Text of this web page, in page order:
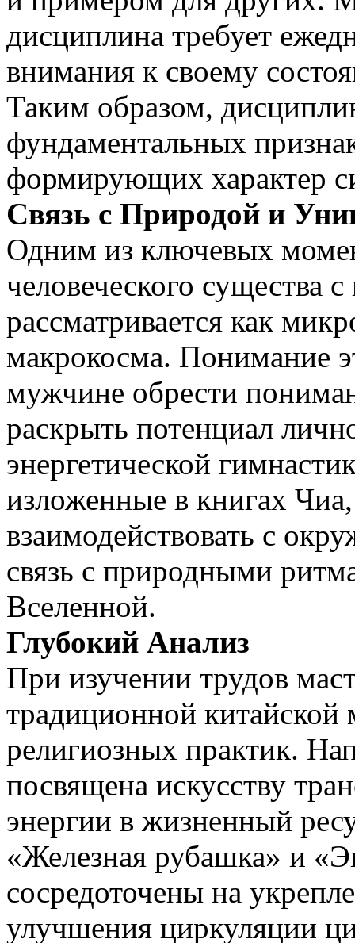
дисциплина требует
внимания к своему
Таким образом,
фундаментальных
формирующих характер
Связь с Природой и
Одним из ключевых
человеческого существа
рассматривается как
макрокосма. Понимание
мужчине обрести
раскрыть потенциал
энергетической
изложенные в книгах
взаимодействовать с
связь с природными
Вселенной.
Глубокий Анализ
При изучении трудов
традиционной
религиозных практик.
посвящена искусству
энергии в жизненный
«Железная рубашка» и
сосредоточены на
улучшения циркуляции